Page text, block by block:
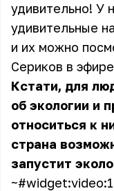
удивительно! У
удивительные
и их можно
Сериков в
Кстати, для
об экологии и
относиться к
страна
запустит